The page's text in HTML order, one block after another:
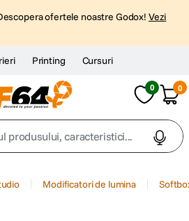
ofertele noastre Godox! Vezi
Printing Cursuri
0 0
caracteristici...
Modificatori de lumina